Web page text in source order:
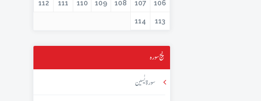
106
107
108
109
110
111
112
113
114
پنج سورہ
سورۃ یٰسین